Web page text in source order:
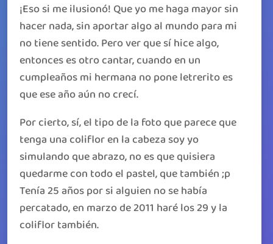
¡Eso si me ilusionó! Que yo me haga mayor sin
hacer nada, sin aportar algo al mundo para mi
no tiene sentido. Pero ver que sí hice algo,
entonces es otro cantar, cuando en un
cumpleaños mi hermana no pone letrerito es
que ese año aún no crecí.
Por cierto, sí, el tipo de la foto que parece que
tenga una coliflor en la cabeza soy yo
simulando que abrazo, no es que quisiera
quedarme con todo el pastel, que también ;p
Tenía 25 años por si alguien no se había
percatado, en marzo de 2011 haré los 29 y la
coliflor también.